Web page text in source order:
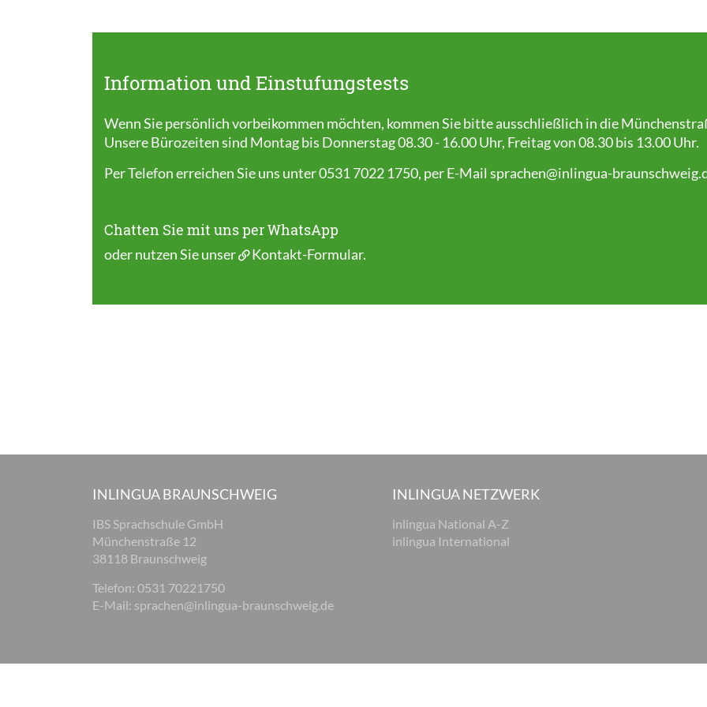
Information und Einstufungstests
Wenn Sie persönlich vorbeikommen möchten, kommen Sie bitte ausschließlich in die
Unsere Bürozeiten sind Montag bis Donnerstag 08.30 - 16.00 Uhr, Freitag von 08.30 bis 13.00 Uhr.
Per Telefon erreichen Sie uns unter 0531 7022 1750, per E-Mail sprachen@inlingua-
Chatten Sie mit uns per WhatsApp
oder nutzen Sie unser Kontakt-Formular.
INLINGUA BRAUNSCHWEIG
IBS Sprachschule GmbH
Münchenstraße 12
38118 Braunschweig
Telefon: 0531 70221750
E-Mail: sprachen@inlingua-braunschweig.de
INLINGUA NETZWERK
inlingua National A-Z
inlingua International